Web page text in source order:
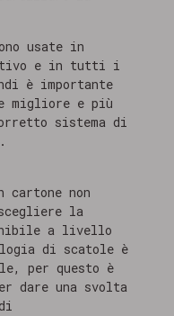
usate in
e in tutti i
è importante
migliore e più
sistema di
cartone non
la
a livello
di scatole è
per questo è
dare una svolta